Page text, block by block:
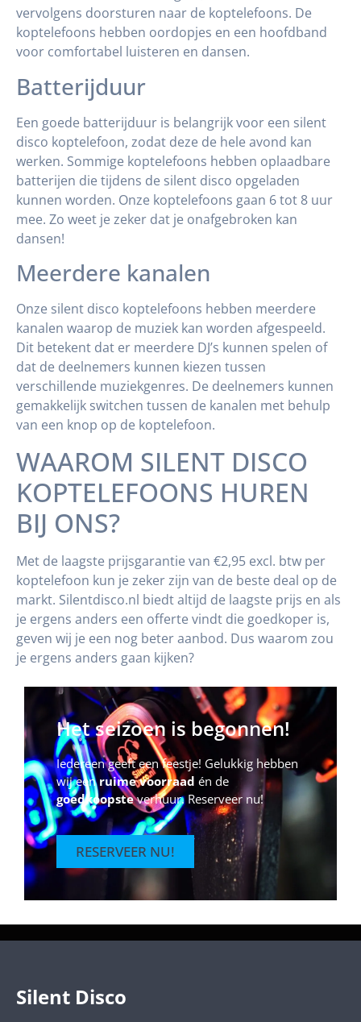
vervolgens doorsturen naar de koptelefoons. De
koptelefoons hebben oordopjes en een hoofdband
voor comfortabel luisteren en dansen.
Batterijduur
Een goede batterijduur is belangrijk voor een silent
disco koptelefoon, zodat deze de hele avond kan
werken. Sommige koptelefoons hebben oplaadbare
batterijen die tijdens de silent disco opgeladen
kunnen worden. Onze koptelefoons gaan 6 tot 8 uur
mee. Zo weet je zeker dat je onafgebroken kan
dansen!
Meerdere kanalen
Onze silent disco koptelefoons hebben meerdere
kanalen waarop de muziek kan worden afgespeeld.
Dit betekent dat er meerdere DJ’s kunnen spelen of
dat de deelnemers kunnen kiezen tussen
verschillende muziekgenres. De deelnemers kunnen
gemakkelijk switchen tussen de kanalen met behulp
van een knop op de koptelefoon.
WAAROM SILENT DISCO
KOPTELEFOONS HUREN
BIJ ONS?
Met de laagste prijsgarantie van €2,95 excl. btw per
koptelefoon kun je zeker zijn van de beste deal op de
markt. Silentdisco.nl biedt altijd de laagste prijs en als
je ergens anders een offerte vindt die goedkoper is,
geven wij je een nog beter aanbod. Dus waarom zou
je ergens anders gaan kijken?
Het seizoen is begonnen!
Iedereen geeft een feestje! Gelukkig hebben
wij eenruime voorraad én de
goedkoopsteverhuur. Reserveer nu!
RESERVEER NU!
Silent Disco